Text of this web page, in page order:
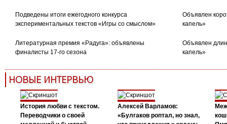
Подведены итоги ежегодного конкурса
экспериментальных текстов «Игры со смыслом»
Объявлен
капель»
Литературная премия «Радуга»: объявлены
финалисты 17-го сезона
Объявлен
капель»
НОВЫЕ ИНТЕРВЬЮ
История любви с текстом.
Переводчики о своей
Алексей Варламов:
«Булгаков роптал, но знал,